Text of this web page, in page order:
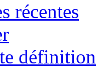
récentes
définition